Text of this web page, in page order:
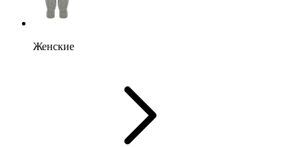
Женские